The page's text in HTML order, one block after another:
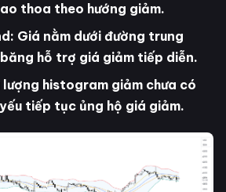
thoa theo hướng giảm.
Giá nằm dưới đường trung
hỗ trợ giá giảm tiếp diễn.
lượng histogram giảm chưa có
tiếp tục ủng hộ giá giảm.